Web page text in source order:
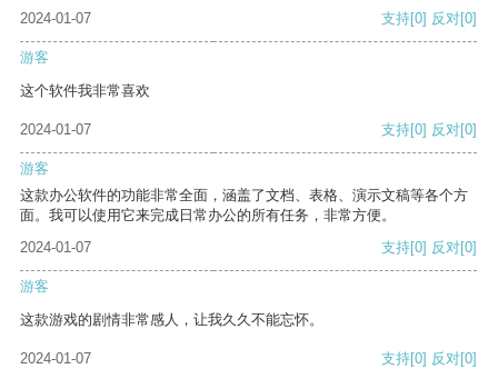
2024-01-07 支持[0] 反对[0]
游客
这个软件我非常喜欢
2024-01-07 支持[0] 反对[0]
游客
这款办公软件的功能非常全面，涵盖了文档、表格、演示文稿等各个方
面。我可以使用它来完成日常办公的所有任务，非常方便。
2024-01-07
支持[0] 反对[0]
游客
这款游戏的剧情非常感人，让我久久不能忘怀。
2024-01-07 支持[0] 反对[0]